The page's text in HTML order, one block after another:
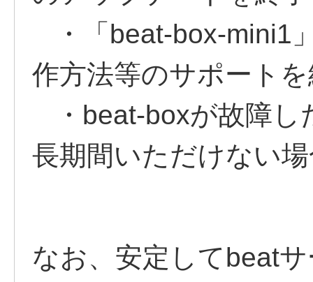
・「beat-box-mini1
作方法等のサポート
・beat-boxが故障し
長期間いただけない
なお、安定してbeat